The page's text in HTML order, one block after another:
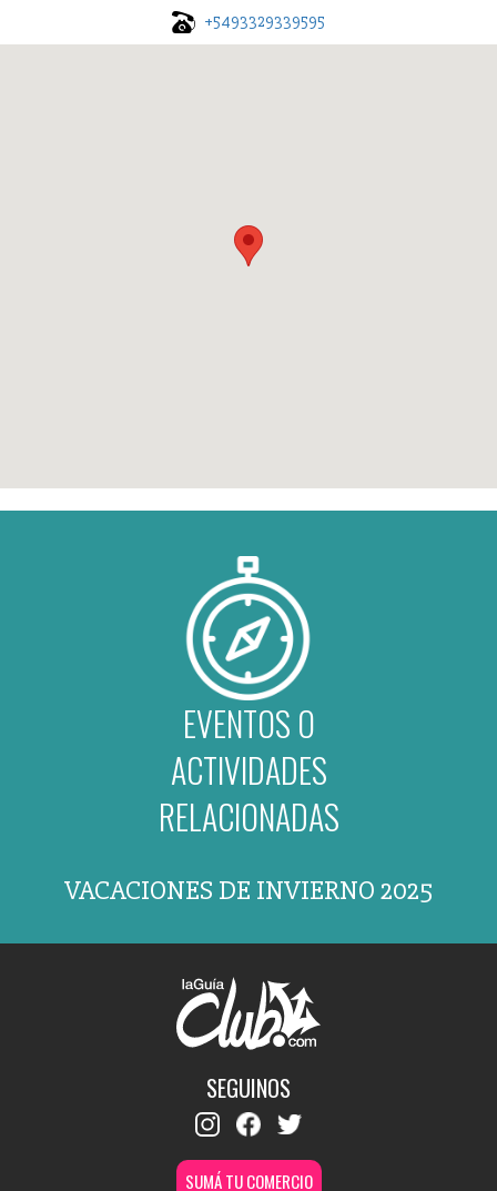
+5493329339595
EVENTOS O
ACTIVIDADES
RELACIONADAS
VACACIONES DE INVIERNO 2025
SEGUINOS
SUMÁ TU COMERCIO